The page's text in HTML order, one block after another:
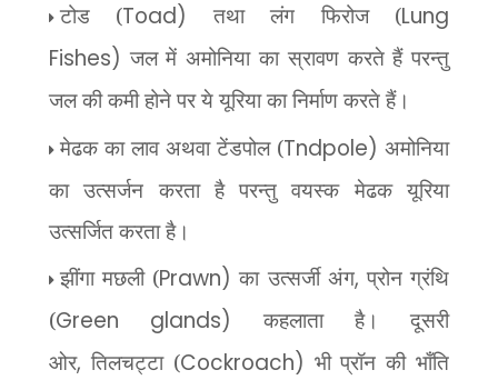
टोड (Toad) तथा लंग फिरोज (Lung
Fishes) जल में अमोनिया का स्रावण करते हैं परन्तु
जल की कमी होने पर ये यूरिया का निर्माण करते हैं।
मेढक का लाव अथवा टेंडपोल (Tndpole)अमोनिया
का उत्सर्जन करता है परन्तु वयस्क मेढक यूरिया
उत्सर्जित करता है।
झींगा मछली (Prawn)का उत्सर्जी अंग, प्रोन ग्रंथि
(Green glands) कहलाता है। दूसरी
ओर, तिलचट्टा (Cockroach) भी प्रॉन कीभाँति